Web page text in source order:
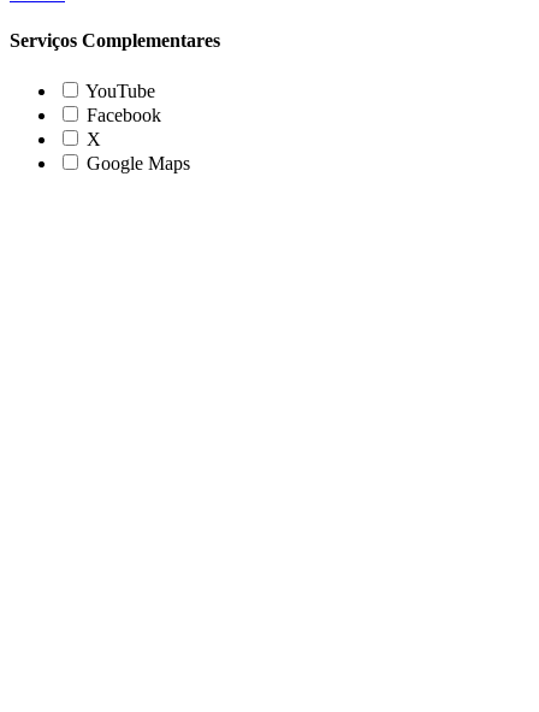
Serviços Complementares
YouTube
Facebook
X
Google Maps